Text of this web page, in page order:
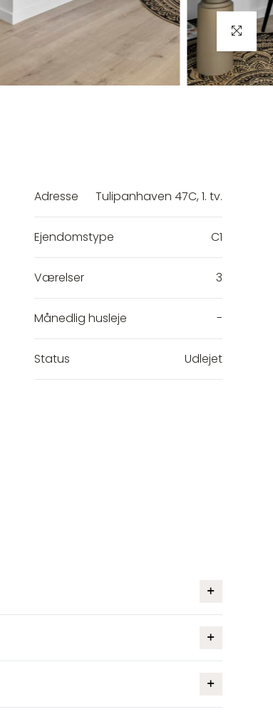
Adresse Tulipanhaven 47C, 1. tv.
Ejendomstype C1
Værelser 3
Månedlig husleje -
Status Udlejet